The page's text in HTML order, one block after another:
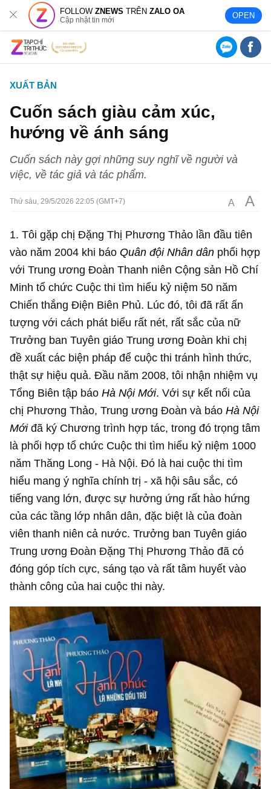
FOLLOWZNEWS TRÊNZALO OA
Cập nhật tin mới OPEN
XUẤT BẢN
Cuốn sách giàu cảm xúc,
hướng về ánh sáng
Cuốn sách này gợi những suy nghĩ về người và
việc, về tác giả và tác phẩm.
Thứ sáu, 29/5/2026 22:05 (GMT+7) A A
1. Tôi gặp chị Đặng Thị Phương Thảo lần đầu tiên
vào năm 2004 khi báo Quân đội Nhân dân phối hợp
với Trung ương Đoàn Thanh niên Cộng sản Hồ Chí
Minh tổ chức Cuộc thi tìm hiểu kỷ niệm 50 năm
Chiến thắng Điện Biên Phủ. Lúc đó, tôi đã rất ấn
tượng với cách phát biểu rất nét, rất sắc của nữ
Trưởng ban Tuyên giáo Trung ương Đoàn khi chị
đề xuất các biện pháp để cuộc thi tránh hình thức,
thật sự hiệu quả. Đầu năm 2008, tôi nhận nhiệm vụ
Tổng Biên tập báoHà Nội Mới. Với sự kết nối của
chị Phương Thảo, Trung ương Đoàn và báoHà Nội
Mớiđã ký Chương trình hợp tác, trong đó trọng tâm
là phối hợp tổ chức Cuộc thi tìm hiểu kỷ niệm 1000
năm Thăng Long - Hà Nội. Đó là hai cuộc thi tìm
hiểu mang ý nghĩa chính trị - xã hội sâu sắc, có
tiếng vang lớn, được sự hưởng ứng rất hào hứng
của các tầng lớp nhân dân, đặc biệt là của đoàn
viên thanh niên cả nước. Trưởng ban Tuyên giáo
Trung ương Đoàn Đặng Thị Phương Thảo đã có
đóng góp tích cực, sáng tạo và rất tâm huyết vào
thành công của hai cuộc thi này.